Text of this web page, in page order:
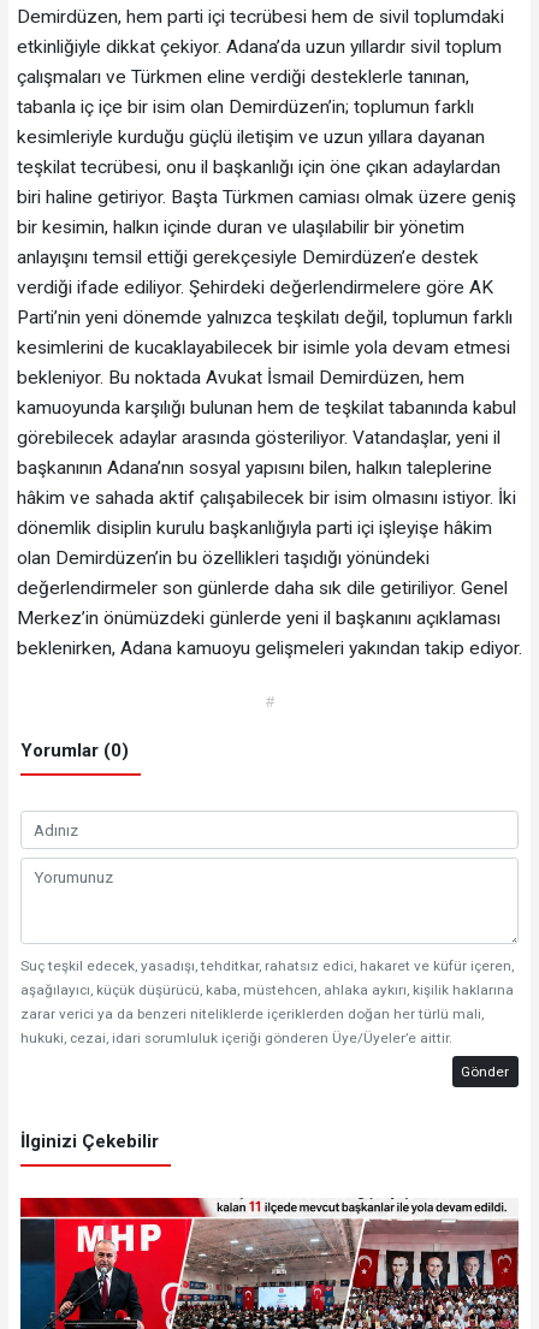
Demirdüzen, hem parti içi tecrübesi hem de sivil toplumdaki
etkinliğiyle dikkat çekiyor. Adana’da uzun yıllardır sivil toplum
çalışmaları ve Türkmen eline verdiği desteklerle tanınan,
tabanla iç içe bir isim olan Demirdüzen’in; toplumun farklı
kesimleriyle kurduğu güçlü iletişim ve uzun yıllara dayanan
teşkilat tecrübesi, onu il başkanlığı için öne çıkan adaylardan
biri haline getiriyor. Başta Türkmen camiası olmak üzere geniş
bir kesimin, halkın içinde duran ve ulaşılabilir bir yönetim
anlayışını temsil ettiği gerekçesiyle Demirdüzen’e destek
verdiği ifade ediliyor. Şehirdeki değerlendirmelere göre AK
Parti’nin yeni dönemde yalnızca teşkilatı değil, toplumun farklı
kesimlerini de kucaklayabilecek bir isimle yola devam etmesi
bekleniyor. Bu noktada Avukat İsmail Demirdüzen, hem
kamuoyunda karşılığı bulunan hem de teşkilat tabanında kabul
görebilecek adaylar arasında gösteriliyor. Vatandaşlar, yeni il
başkanının Adana’nın sosyal yapısını bilen, halkın taleplerine
hâkim ve sahada aktif çalışabilecek bir isim olmasını istiyor. İki
dönemlik disiplin kurulu başkanlığıyla parti içi işleyişe hâkim
olan Demirdüzen’in bu özellikleri taşıdığı yönündeki
değerlendirmeler son günlerde daha sık dile getiriliyor. Genel
Merkez’in önümüzdeki günlerde yeni il başkanını açıklaması
beklenirken, Adana kamuoyu gelişmeleri yakından takip ediyor.
#
Yorumlar (0)
Suç teşkil edecek, yasadışı, tehditkar, rahatsız edici, hakaret ve küfür içeren,
aşağılayıcı, küçük düşürücü, kaba, müstehcen, ahlaka aykırı, kişilik haklarına
zarar verici ya da benzeri niteliklerde içeriklerden doğan her türlü mali,
hukuki, cezai, idari sorumluluk içeriği gönderen Üye/Üyeler’e aittir.
Gönder
İlginizi Çekebilir